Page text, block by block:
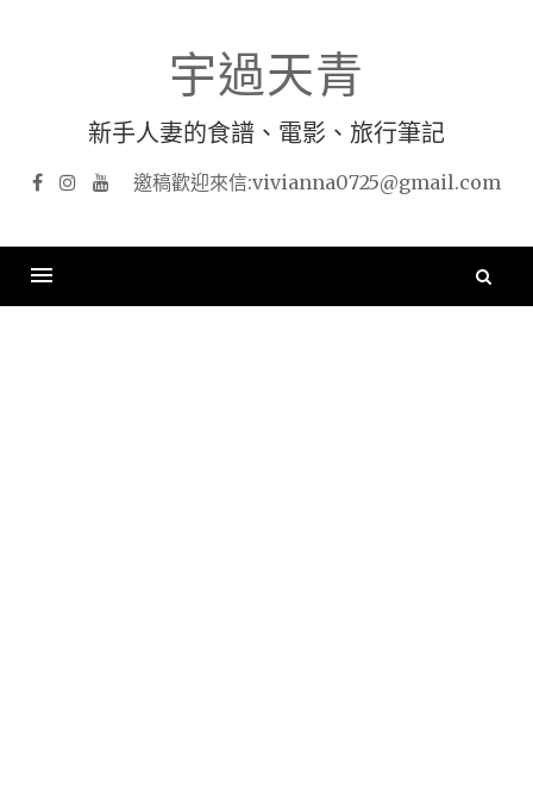
宇過天青
新手人妻的食譜、電影、旅行筆記
FacebookInstagramYouTube